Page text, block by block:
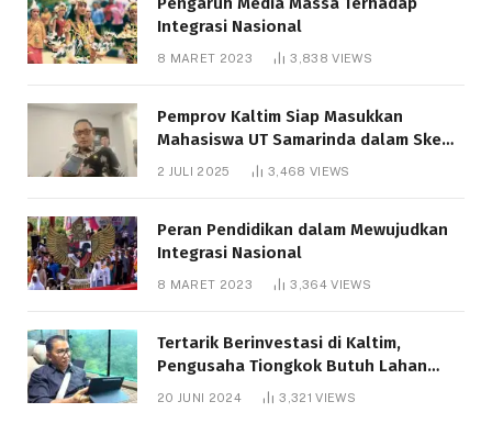
Integrasi Nasional
8 MARET 2023 3,838VIEWS
Pemprov Kaltim Siap Masukkan
Mahasiswa UT Samarinda dalam Skema
Bantuan Pendidikan Gratispol
2 JULI 2025 3,468 VIEWS
Peran Pendidikan dalam Mewujudkan
Integrasi Nasional
8 MARET 2023 3,364VIEWS
Tertarik Berinvestasi di Kaltim,
Pengusaha Tiongkok Butuh Lahan
1.000 Hektare
20 JUNI 2024 3,321VIEWS